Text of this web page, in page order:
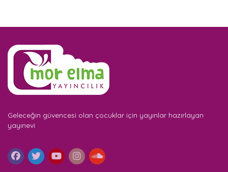
Geleceğin güvencesi olan çocuklar için yayınlar hazırlayan
yayınevi